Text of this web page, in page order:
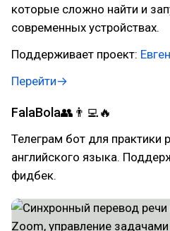
которые сложно найти и
современных устройствах.
Поддерживает проект:
Перейти→
FalaBola👥👨‍💻🔥
Телеграм бот для практики
английского языка.
фидбек.